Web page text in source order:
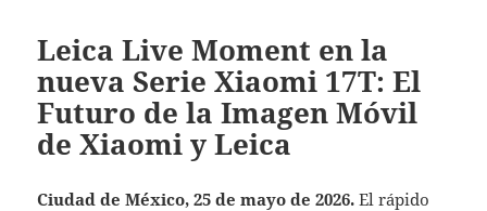
Leica Live Moment en la
nueva Serie Xiaomi 17T: El
Futuro de la Imagen Móvil
de Xiaomi y Leica
Ciudad de México, 25 de mayo de 2026.El rápido